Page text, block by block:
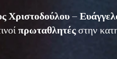
Χριστοδούλου –
πρωταθλητέςστην